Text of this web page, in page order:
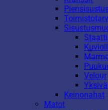
Velour
Keinonahat
Matot